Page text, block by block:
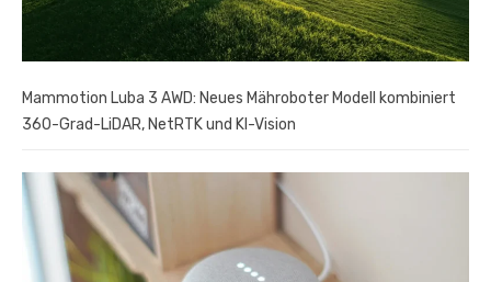
Mammotion Luba 3 AWD: Neues Mähroboter Modell kombiniert
360-Grad-LiDAR, NetRTK und KI-Vision